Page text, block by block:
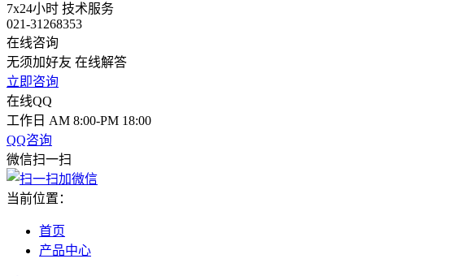
7x24小时 技术服务
021-31268353
在线咨询
无须加好友 在线解答
立即咨询
在线QQ
工作日 AM 8:00-PM 18:00
QQ咨询
微信扫一扫
当前位置：
首页
产品中心